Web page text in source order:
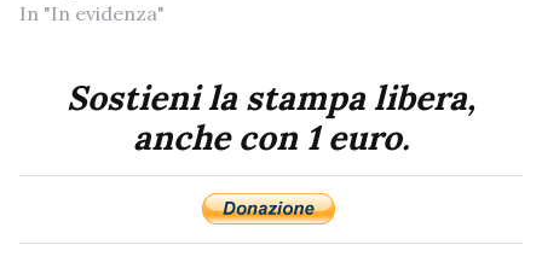
In "In evidenza"
Sostieni la stampa libera,
anche con 1 euro.